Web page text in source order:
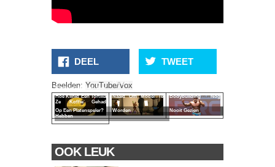
DEEL TWEET
Beelden: YouTube/Vox
Hoe Klinkt Een Tortilla
Op Een Platenspeler?
Meisjes Gaan Snel
Naakt Om Model Te
Worden
Bodybuilding Nog
Nooit Gezien
Cartoon Helden Voor
Ze Koffie Gehad
Hebben
OOK LEUK